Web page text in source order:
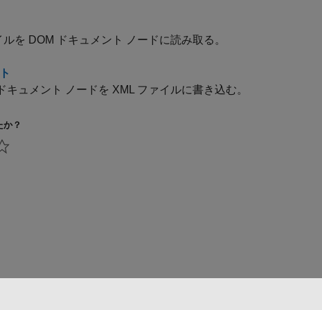
を DOM ドキュメント ノードに読み取る。
キュメント ノードを XML ファイルに書き込む。
？